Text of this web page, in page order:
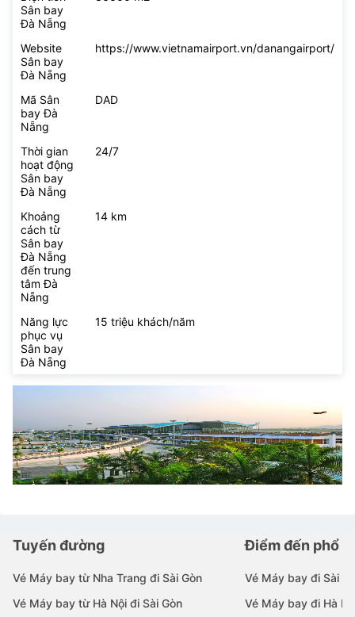
Sân bay
Đà Nẵng
Website
Sân bay
Đà Nẵng
https://www.vietnamairport.vn/danangairport/
Mã Sân
bay Đà
Nẵng
DAD
Thời gian
hoạt động
Sân bay
Đà Nẵng
24/7
Khoảng
cách từ
Sân bay
Đà Nẵng
đến trung
tâm Đà
Nẵng
14 km
Năng lực
phục vụ
Sân bay
Đà Nẵng
15 triệu khách/năm
Tuyến đường
Vé Máy bay từ Nha Trang đi Sài Gòn
Vé Máy bay từ Hà Nội đi Sài Gòn
Điểm đến phổ
Vé Máy bay đi Sài
Vé Máy bay đi Hà